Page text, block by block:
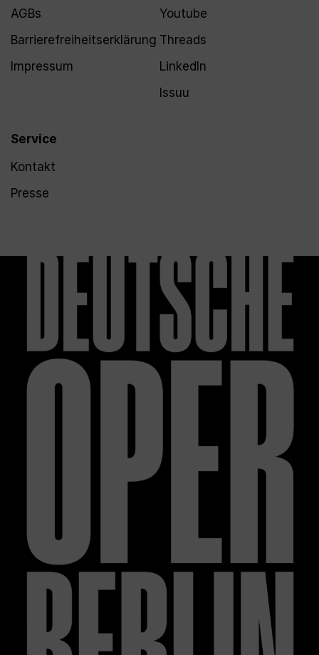
AGBs
Barrierefreiheitserklärung
Impressum
Service
Kontakt
Presse
Youtube
Threads
LinkedIn
Issuu